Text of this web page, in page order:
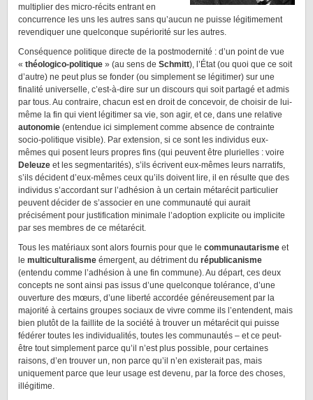
multiplier des micro-récits entrant en
concurrence les uns les autres sans qu’aucun ne puisse légitimement
revendiquer une quelconque supériorité sur les autres.
Conséquence politique directe de la postmodernité : d’un point de vue
« théologico-politique » (au sens de Schmitt), l’État (ou quoi que ce soit
d’autre) ne peut plus se fonder (ou simplement se légitimer) sur une
finalité universelle, c’est-à-dire sur un discours qui soit partagé et admis
par tous. Au contraire, chacun est en droit de concevoir, de choisir de lui-
même la fin qui vient légitimer sa vie, son agir, et ce, dans une relative
autonomie (entendue ici simplement comme absence de contrainte
socio-politique visible). Par extension, si ce sont les individus eux-
mêmes qui posent leurs propres fins (qui peuvent être plurielles : voire
Deleuze et les segmentarités), s’ils écrivent eux-mêmes leurs narratifs,
s’ils décident d’eux-mêmes ceux qu’ils doivent lire, il en résulte que des
individus s’accordant sur l’adhésion à un certain métarécit particulier
peuvent décider de s’associer en une communauté qui aurait
précisément pour justification minimale l’adoption explicite ou implicite
par ses membres de ce métarécit.
Tous les matériaux sont alors fournis pour que le communautarisme et
le multiculturalisme émergent, au détriment du républicanisme
(entendu comme l’adhésion à une fin commune). Au départ, ces deux
concepts ne sont ainsi pas issus d’une quelconque tolérance, d’une
ouverture des mœurs, d’une liberté accordée généreusement par la
majorité à certains groupes sociaux de vivre comme ils l’entendent, mais
bien plutôt de la faillite de la société à trouver un métarécit qui puisse
fédérer toutes les individualités, toutes les communautés – et ce peut-
être tout simplement parce qu’il n’est plus possible, pour certaines
raisons, d’en trouver un, non parce qu’il n’en existerait pas, mais
uniquement parce que leur usage est devenu, par la force des choses,
illégitime.